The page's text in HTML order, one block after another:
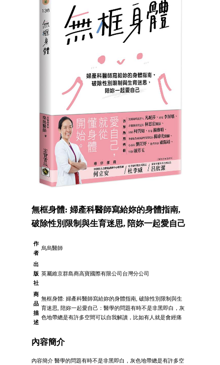
無框身體: 婦產科醫師寫給妳的身體指南,
破除性別限制與生育迷思, 陪妳一起愛自己
作
者
烏烏醫師
出
版
社
英屬維京群島商高寶國際有限公司台灣分公司
商
品
描
述
無框身體: 婦產科醫師寫給妳的身體指南, 破除性別限制與生
育迷思, 陪妳一起愛自己：醫學的問題有時不是非黑即白，灰
色地帶總是有許多空間可以自我解讀，比如有人就是會經痛
內容簡介
內容簡介 醫學的問題有時不是非黑即白，灰色地帶總是有許多空